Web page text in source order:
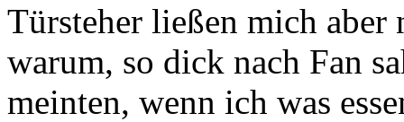
Türsteher ließen mich
warum, so dick nach Fan
meinten, wenn ich was